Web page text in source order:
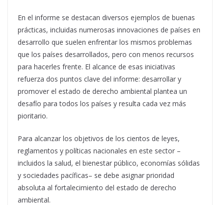
En el informe se destacan diversos ejemplos de buenas
prácticas, incluidas numerosas innovaciones de países en
desarrollo que suelen enfrentar los mismos problemas
que los países desarrollados, pero con menos recursos
para hacerles frente. El alcance de esas iniciativas
refuerza dos puntos clave del informe: desarrollar y
promover el estado de derecho ambiental plantea un
desafío para todos los países y resulta cada vez más
pioritario.
Para alcanzar los objetivos de los cientos de leyes,
reglamentos y políticas nacionales en este sector –
incluidos la salud, el bienestar público, economías sólidas
y sociedades pacíficas– se debe asignar prioridad
absoluta al fortalecimiento del estado de derecho
ambiental.